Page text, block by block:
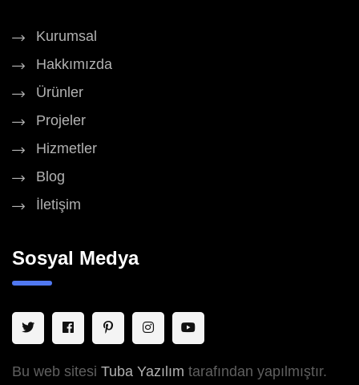
Kurumsal
Hakkımızda
Ürünler
Projeler
Hizmetler
Blog
İletişim
Sosyal Medya
Bu web sitesi Tuba Yazılım tarafından yapılmıştır.